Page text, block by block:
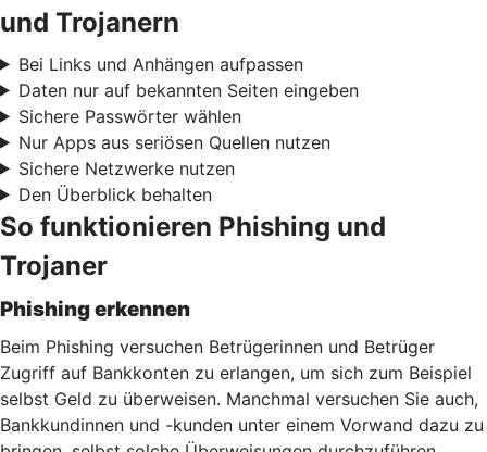
und Trojanern
Bei Links und Anhängen aufpassen
Daten nur auf bekannten Seiten eingeben
Sichere Passwörter wählen
Nur Apps aus seriösen Quellen nutzen
Sichere Netzwerke nutzen
Den Überblick behalten
So funktionieren Phishing und
Trojaner
Phishing erkennen
Beim Phishing versuchen Betrügerinnen und Betrüger
Zugriff auf Bankkonten zu erlangen, um sich zum Beispiel
selbst Geld zu überweisen. Manchmal versuchen Sie auch,
Bankkundinnen und -kunden unter einem Vorwand dazu zu